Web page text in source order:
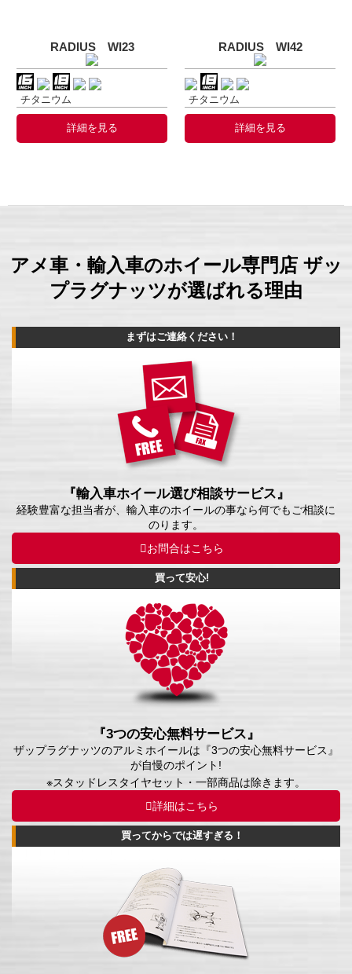
RADIUS WI23
チタニウム
詳細を見る
RADIUS WI42
チタニウム
詳細を見る
アメ車・輸入車のホイール専門店 ザッ
プラグナッツが選ばれる理由
まずはご連絡ください！
『輸入車ホイール選び相談サービス』
経験豊富な担当者が、輸入車のホイールの事なら何でもご相談に
のります。
お問合はこちら
買って安心!
『3つの安心無料サービス』
ザップラグナッツのアルミホイールは『3つの安心無料サービス』
が自慢のポイント!
※スタッドレスタイヤセット・一部商品は除きます。
詳細はこちら
買ってからでは遅すぎる！